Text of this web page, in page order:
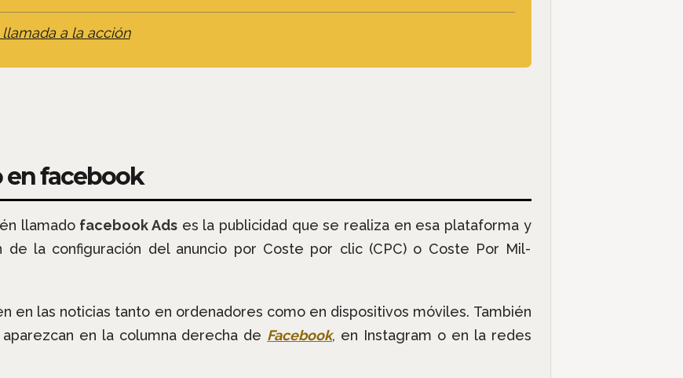
a la acción
en facebook
llamado facebook Adses la publicidad que se realiza en esa plataforma y
la configuración del anuncio por Coste por clic (CPC) o Coste Por Mil-
en las noticias tanto en ordenadores como en dispositivos móviles. También
en la columna derecha de Facebook, en Instagram o en la redes